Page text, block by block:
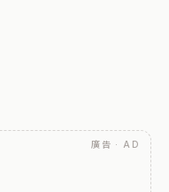
廣告 · AD